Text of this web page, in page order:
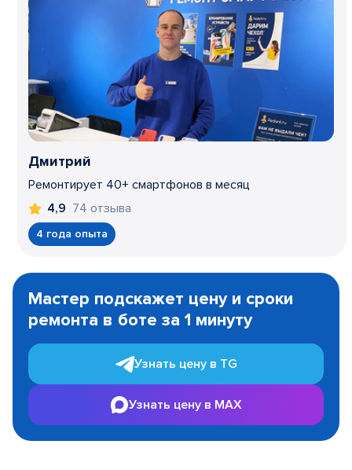
Дмитрий
Ремонтирует 40+ смартфонов в месяц
4,9 74 отзыва
4 года опыта
1
Мастер подскажет цену и сроки
ремонта в боте за 1 минуту
Узнать цену в TG
Узнать цену в MAX